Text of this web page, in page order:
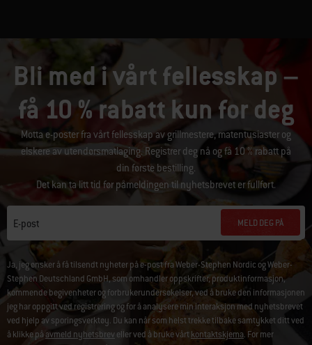
Bli med i vårt fellesskap –
få 10 % rabatt kun for deg
Motta e-poster fra vårt fellesskap av grillmestere, matentusiaster og
elskere av utendørsmatlaging. Registrer deg nå og få 10 % rabatt på
din første bestilling.
Det kan ta litt tid før påmeldingen til nyhetsbrevet er fullført.
E-post MELD DEG PÅ
Ja, jeg ønsker å få tilsendt nyheter på e-post fra Weber-Stephen Nordic og Weber-
Stephen Deutschland GmbH, som omhandler oppskrifter, produktinformasjon,
kommende begivenheter og forbrukerundersøkelser, ved å bruke den informasjonen
jeg har oppgitt ved registrering og for å analysere min interaksjon med nyhetsbrevet
ved hjelp av sporingsverktøy. Du kan når som helst trekke tilbake samtykket ditt ved
å klikke påavmeld nyhetsbreveller ved å bruke vårtkontaktskjema. For mer